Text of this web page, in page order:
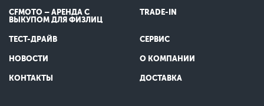
CFMOTO – АРЕНДА С
ВЫКУПОМ ДЛЯ ФИЗЛИЦ
TRADE-IN
ТЕСТ-ДРАЙВ СЕРВИС
НОВОСТИ О КОМПАНИИ
КОНТАКТЫ ДОСТАВКА